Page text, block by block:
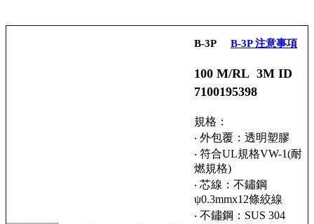
B-3P B-3P 注意事項
100 M/RL 3M ID
7100195398
規格：
‧ 外包覆：透明塑膠
‧ 符合UL規格VW-1(耐
燃規格)
‧ 芯線：不鏽鋼
ψ0.3mmx12條絞線
‧ 不鏽鋼：SUS 304